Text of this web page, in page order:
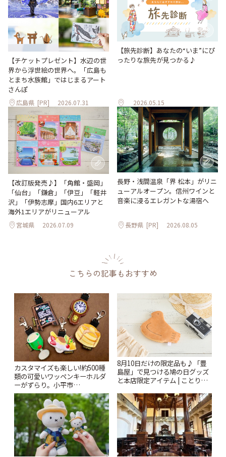
【チケットプレゼント】水辺の世
界から浮世絵の世界へ。「広島も
とまち水族館」ではじまるアート
さんぽ
広島県 [PR] 2026.07.31
【旅先診断】あなたの“いま”にぴ
ったりな旅先が見つかる♪
2026.05.15
【改訂版発売♪】「角館・盛岡」
「仙台」「鎌倉」「伊豆」「軽井
沢」「伊勢志摩」国内6エリアと
海外1エリアがリニューアル
宮城県 2026.07.09
長野・浅間温泉「界 松本」がリニ
ューアルオープン。信州ワインと
音楽に浸るエレガントな湯宿へ
長野県 [PR] 2026.08.05
こちらの記事もおすすめ
カスタマイズも楽しい!約500種
類の可愛いワッペンキーホルダ
ーがずらり。小平市
「Kimamaya T&K」 | ことりっ
ぷ
8月10日だけの限定品も♪「豊
島屋」で見つける鳩の日グッズ
と本店限定アイテム | ことりっ